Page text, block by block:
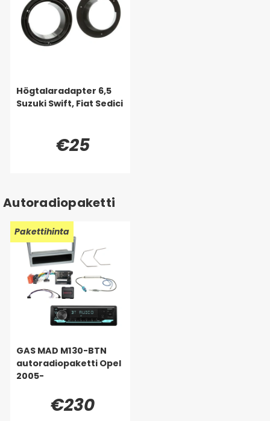
Högtalaradapter 6,5
Suzuki Swift, Fiat Sedici
€25
Autoradiopaketti
Pakettihinta
GAS MAD M130-BTN
autoradiopaketti Opel
2005-
€230